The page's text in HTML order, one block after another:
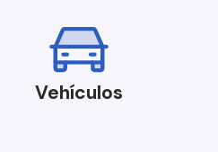
Vehículos